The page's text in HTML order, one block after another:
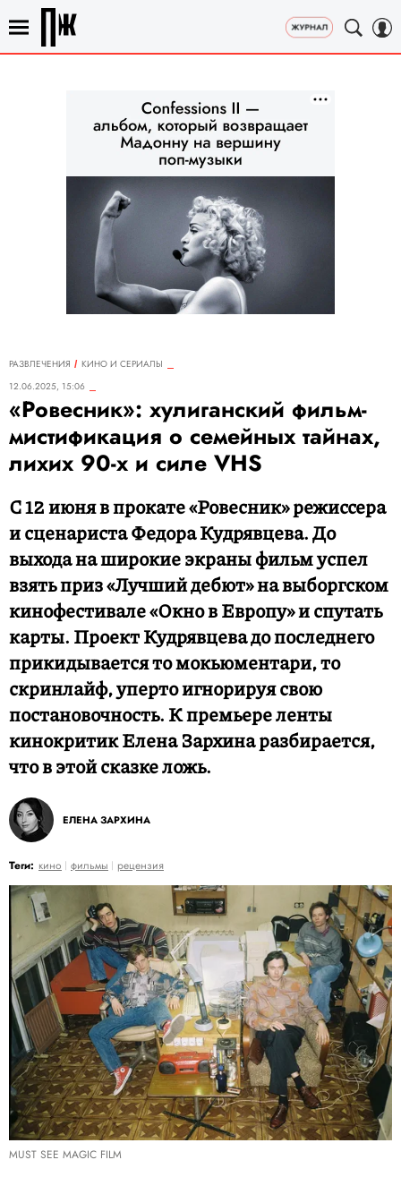
РАЗВЛЕЧЕНИЯ
КИНО И СЕРИАЛЫ
12.06.2025, 15:06
«Ровесник»: хулиганский фильм-
мистификация о семейных тайнах,
лихих 90-х и силе VHS
С 12 июня в прокате «Ровесник» режиссера
и сценариста Федора Кудрявцева. До
выхода на широкие экраны фильм успел
взять приз «Лучший дебют» на выборгском
кинофестивале «Окно в Европу» и спутать
карты. Проект Кудрявцева до последнего
прикидывается то мокьюментари, то
скринлайф, уперто игнорируя свою
постановочность. К премьере ленты
кинокритик Елена Зархина разбирается,
что в этой сказке ложь.
ЕЛЕНА ЗАРХИНА
Теги: кино фильмы рецензия
MUST SEE MAGIC FILM